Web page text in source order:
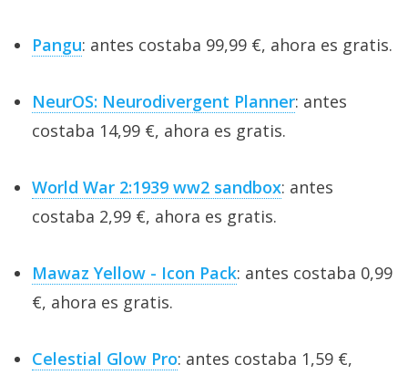
Pangu: antes costaba 99,99 €, ahora es gratis.
NeurOS: Neurodivergent Planner: antes
costaba 14,99 €, ahora es gratis.
World War 2:1939 ww2 sandbox: antes
costaba 2,99 €, ahora es gratis.
Mawaz Yellow - Icon Pack: antes costaba 0,99
€, ahora es gratis.
Celestial Glow Pro: antes costaba 1,59 €,